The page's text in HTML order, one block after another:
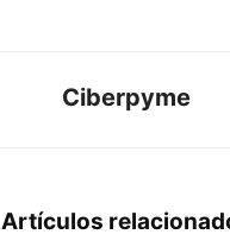
Ciberpyme
Artículos